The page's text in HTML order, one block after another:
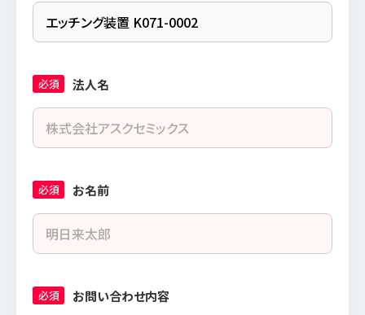
法人名
必須
お名前
必須
お問い合わせ内容
必須